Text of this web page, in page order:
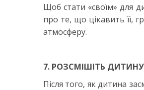
Щоб стати «своїм» для
про те, що цікавить її,
атмосферу.
7. РОЗСМІШІТЬ ДИТИНУ
Після того, як дитина